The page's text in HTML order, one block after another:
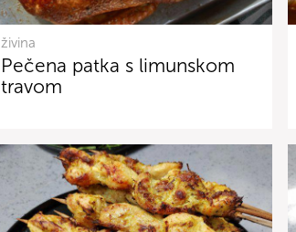
živina
Pečena patka s limunskom
travom